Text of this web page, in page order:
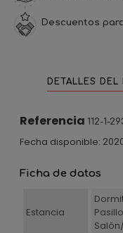
Descuentos
DETALLES DEL
Referencia 112-1-
Fecha disponible:
Ficha de datos
Estancia
Pasillo